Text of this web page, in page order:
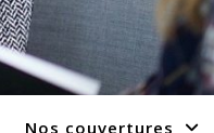
Nos couvertures